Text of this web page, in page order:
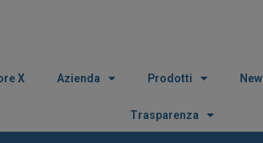
X Azienda Prodotti
Trasparenza